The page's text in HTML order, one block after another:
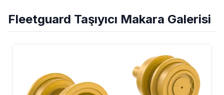
Fleetguard Taşıyıcı Makara Galerisi